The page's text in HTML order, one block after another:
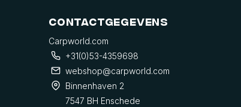
Contactgegevens
Carpworld.com
+31(0)53-4359698
webshop@carpworld.com
Binnenhaven 2
7547 BH Enschede